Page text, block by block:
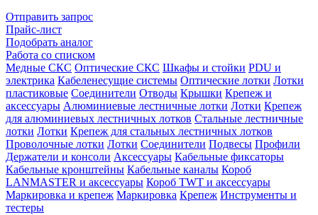
Отправить запрос
Прайс-лист
Подобрать аналог
Работа со списком
Медные СКС Оптические СКС Шкафы и стойки PDU и
электрика Кабеленесущие системы Оптические лотки Лотки
пластиковые Соединители Отводы Крышки Крепеж и
аксессуары Алюминиевые лестничные лотки Лотки Крепеж
для алюминиевых лестничных лотков Стальные лестничные
лотки Лотки Крепеж для стальных лестничных лотков
Проволочные лотки Лотки Соединители Подвесы Профили
Держатели и консоли Аксессуары Кабельные фиксаторы
Кабельные кронштейны Кабельные каналы Короб
LANMASTER и аксессуары Короб TWT и аксессуары
Маркировка и крепеж Маркировка Крепеж Инструменты и
тестеры